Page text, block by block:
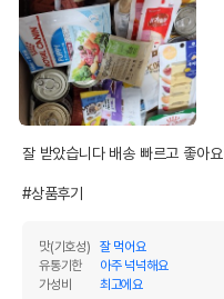
잘 받았습니다 배송 빠르고 좋아요
#상품후기
맛(기호성)
잘 먹어요
유통기한
아주 넉넉해요
가성비
최고에요